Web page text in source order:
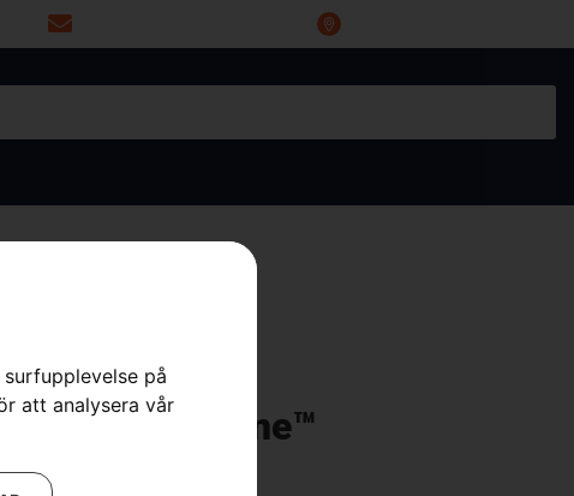
på
att analysera vårAutoTune™
Röjsågar